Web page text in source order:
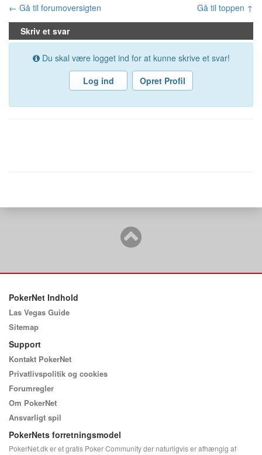
← Gå til forumoversigten
Gå til toppen ↑
Skriv et svar
Du skal være logget ind for at kunne skrive et svar!
Log ind
Opret Profil
PokerNet Indhold
Las Vegas Guide
Sitemap
Support
Kontakt PokerNet
Privatlivspolitik og cookies
Forumregler
Om PokerNet
Ansvarligt spil
PokerNets forretningsmodel
PokerNet.dk er et gratis Poker Community der naturligvis er afhængig af